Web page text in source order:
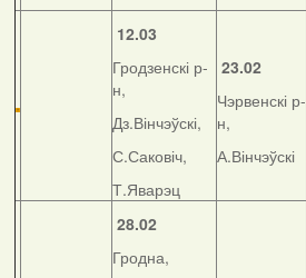
12.03
Гродзенскі р-
н,
Дз.Вінчэўскі,
С.Саковіч,
Т.Яварэц
23.02
Чэрвенскі р-
н,
А.Вінчэўскі
28.02
Гродна,